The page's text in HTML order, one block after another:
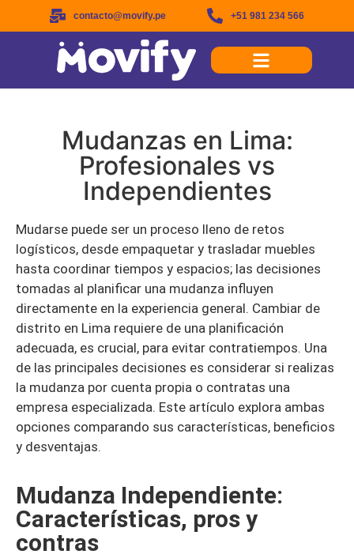
contacto@movify.pe +51 981 234 566
Mudanzas en Lima:
Profesionales vs
Independientes
Mudarse puede ser un proceso lleno de retos
logísticos, desde empaquetar y trasladar muebles
hasta coordinar tiempos y espacios; las decisiones
tomadas al planificar una mudanza influyen
directamente en la experiencia general. Cambiar de
distrito en Lima requiere de una planificación
adecuada, es crucial, para evitar contratiempos. Una
de las principales decisiones es considerar si realizas
la mudanza por cuenta propia o contratas una
empresa especializada. Este artículo explora ambas
opciones comparando sus características, beneficios
y desventajas.
Mudanza Independiente:
Características, pros y
contras